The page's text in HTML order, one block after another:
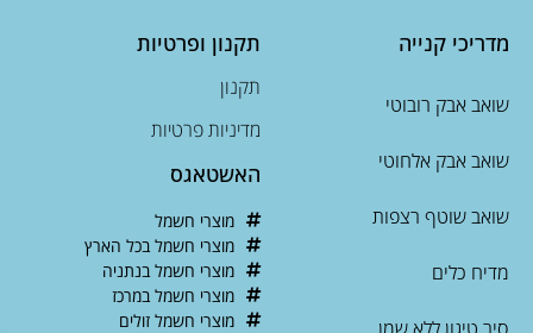
מדריכי קנייה
שואב אבק רובוטי
שואב אבק אלחוטי
שואב שוטף רצפות
מדיח כלים
תקנון ופרטיות
תקנון
מדיניות פרטיות
האשטאגס
מוצרי חשמל
מוצרי חשמל בכל הארץ
מוצרי חשמל בנתניה
מוצרי חשמל במרכז
מוצרי חשמל זולים